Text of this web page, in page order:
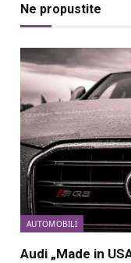
Ne propustite
AUTOMOBILI
Audi „Made in